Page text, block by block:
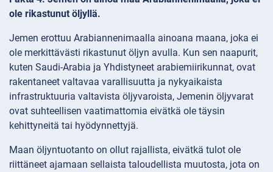
ole rikastunut öljyllä.
Jemen erottuu Arabiannenimaalla ainoana maana, joka ei
ole merkittävästi rikastunut öljyn avulla. Kun sen naapurit,
kuten Saudi-Arabia ja Yhdistyneet arabiemiirikunnat, ovat
rakentaneet valtavaa varallisuutta ja nykyaikaista
infrastruktuuria valtavista öljyvaroista, Jemenin öljyvarat
ovat suhteellisen vaatimattomia eivätkä ole täysin
kehittyneitä tai hyödynnettyjä.
Maan öljyntuotanto on ollut rajallista, eivätkä tulot ole
riittäneet ajamaan sellaista taloudellista muutosta, jota on